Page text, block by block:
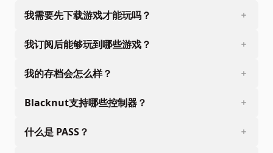
我需要先下载游戏才能玩吗？
我订阅后能够玩到哪些游戏？
我的存档会怎么样？
Blacknut支持哪些控制器？
什么是 PASS？